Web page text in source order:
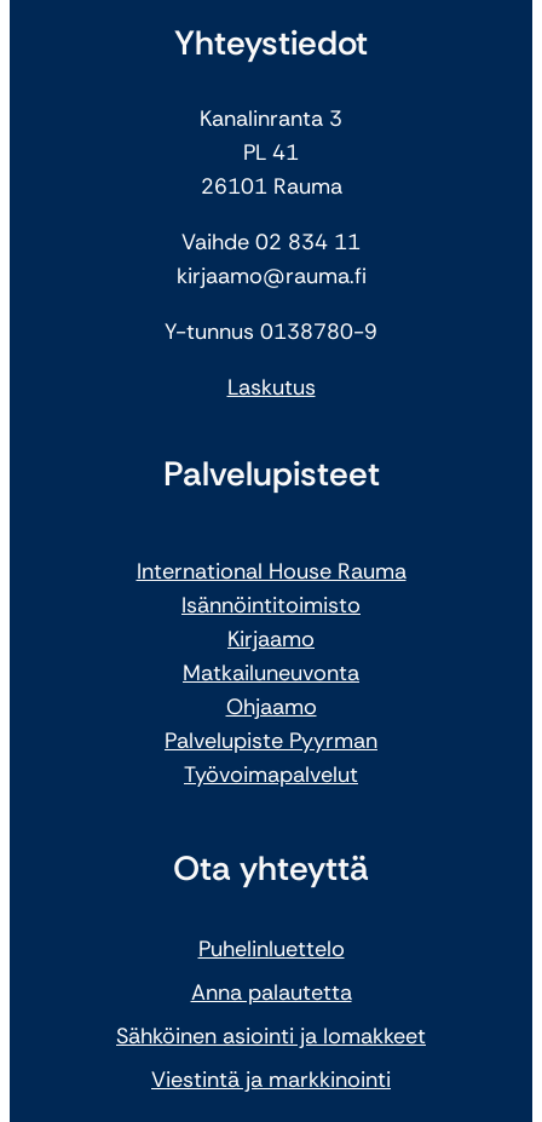
Yhteystiedot
Kanalinranta 3
PL 41
26101 Rauma
Vaihde 02 834 11
kirjaamo@rauma.fi
Y-tunnus 0138780-9
Laskutus
Palvelupisteet
International House Rauma
Isännöintitoimisto
Kirjaamo
Matkailuneuvonta
Ohjaamo
Palvelupiste Pyyrman
Työvoimapalvelut
Ota yhteyttä
Puhelinluettelo
Anna palautetta
Sähköinen asiointi ja lomakkeet
Viestintä ja markkinointi